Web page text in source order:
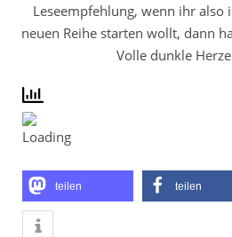
Leseempfehlung, wenn ihr also
neuen Reihe starten wollt, dann
Volle dunkle
teilen teilen